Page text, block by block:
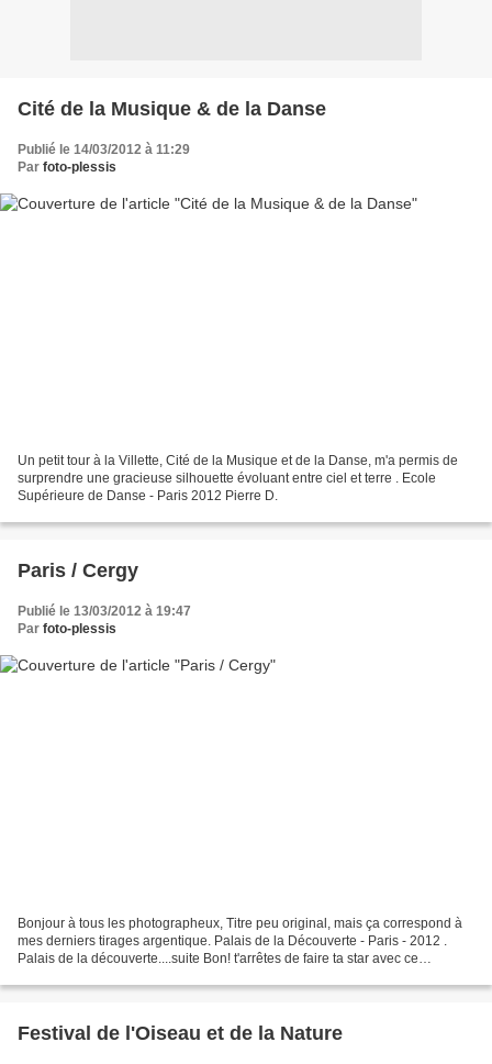
Cité de la Musique & de la Danse
Publié le 14/03/2012 à 11:29
Par foto-plessis
Un petit tour à la Villette, Cité de la Musique et de la Danse, m'a permis de
surprendre une gracieuse silhouette évoluant entre ciel et terre . Ecole
Supérieure de Danse - Paris 2012 Pierre D.
Paris / Cergy
Publié le 13/03/2012 à 19:47
Par foto-plessis
Bonjour à tous les photographeux, Titre peu original, mais ça correspond à
mes derniers tirages argentique. Palais de la Découverte - Paris - 2012 .
Palais de la découverte....suite Bon! t'arrêtes de faire ta star avec ce
Festival de l'Oiseau et de la Nature